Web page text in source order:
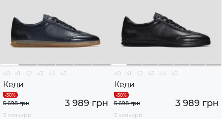
40 41 42 43 44 45
Кеди
3 989 грн
5 698 грн
3 кольори
40 41 42 43 44 45
Кеди
3 989 грн
5 698 грн
3 кольори